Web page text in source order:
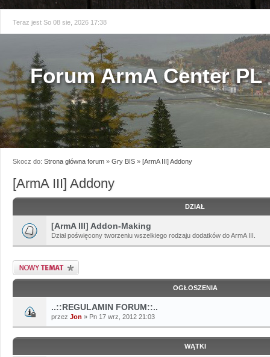
Teraz jest So 08 sie, 2026 17:38
Forum ArmA Center PL
Skocz do: Strona główna forum » Gry BIS » [ArmA III] Addony
[ArmA III] Addony
DZIAŁ
[ArmA III] Addon-Making
Dział poświęcony tworzeniu wszelkiego rodzaju dodatków do ArmA III.
Napisz wątek
OGŁOSZENIA
..::REGULAMIN FORUM::..
przez Jon » Pn 17 wrz, 2012 21:03
WĄTKI